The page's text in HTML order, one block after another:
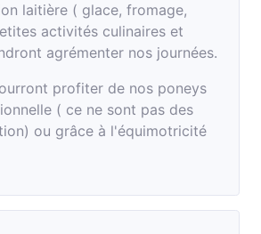
laitière ( glace, fromage,
activités culinaires et
agrémenter nos journées.
profiter de nos poneys
( ce ne sont pas des
ou grâce à l'équimotricité